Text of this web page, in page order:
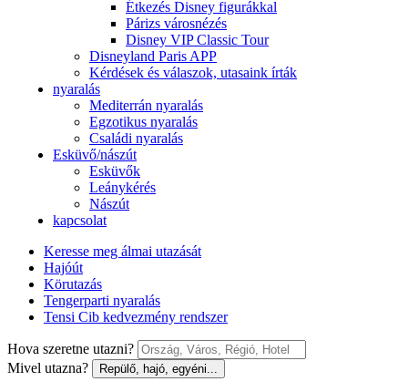
Étkezés Disney figurákkal
Párizs városnézés
Disney VIP Classic Tour
Disneyland Paris APP
Kérdések és válaszok, utasaink írták
nyaralás
Mediterrán nyaralás
Egzotikus nyaralás
Családi nyaralás
Esküvő/nászút
Esküvők
Leánykérés
Nászút
kapcsolat
Keresse meg álmai utazását
Hajóút
Körutazás
Tengerparti nyaralás
Tensi Cib kedvezmény rendszer
Hova szeretne utazni?
Mivel utazna?
Repülő, hajó, egyéni...